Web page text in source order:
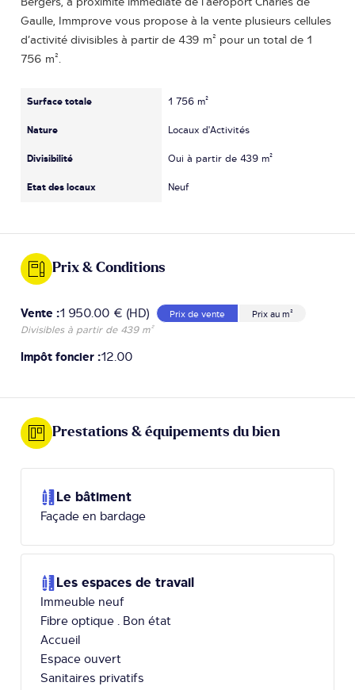
Gaulle, Immprove vous propose à la vente plusieurs cellules
d’activité divisibles à partir de 439 m² pour un total de 1
756 m².
Surface totale
Nature
Divisibilité
Etat des locaux
1 756 m²
Locaux d'Activités
Oui à partir de 439 m²
Neuf
Prix & Conditions
Vente :1 950.00 € (HD) Prix de vente Prix au m²
Divisibles à partir de 439 m²
Impôt foncier :12.00
Prestations & équipements du bien
Le bâtiment
Façade en bardage
Les espaces de travail
Immeuble neuf
Fibre optique . Bon état
Accueil
Espace ouvert
Sanitaires privatifs